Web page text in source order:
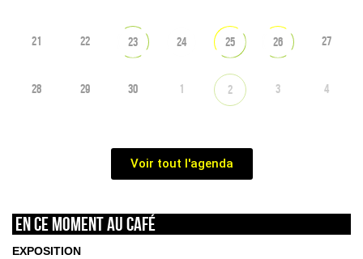
21 22 23 24 25 26 27
28 29 30 1 2 3 4
Voir tout l'agenda
En ce moment au café
EXPOSITION